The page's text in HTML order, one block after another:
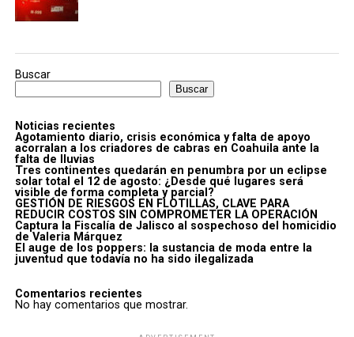
Buscar
Buscar
Noticias recientes
Agotamiento diario, crisis económica y falta de apoyo
acorralan a los criadores de cabras en Coahuila ante la
falta de lluvias
Tres continentes quedarán en penumbra por un eclipse
solar total el 12 de agosto: ¿Desde qué lugares será
visible de forma completa y parcial?
GESTIÓN DE RIESGOS EN FLOTILLAS, CLAVE PARA
REDUCIR COSTOS SIN COMPROMETER LA OPERACIÓN
Captura la Fiscalía de Jalisco al sospechoso del homicidio
de Valeria Márquez
El auge de los poppers: la sustancia de moda entre la
juventud que todavía no ha sido ilegalizada
Comentarios recientes
No hay comentarios que mostrar.